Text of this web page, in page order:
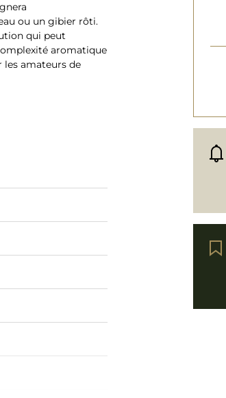
ou un gibier rôti.
qui peut
aromatique
amateurs de